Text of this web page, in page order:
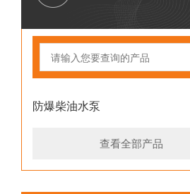
防爆柴油水泵
查看全部产品